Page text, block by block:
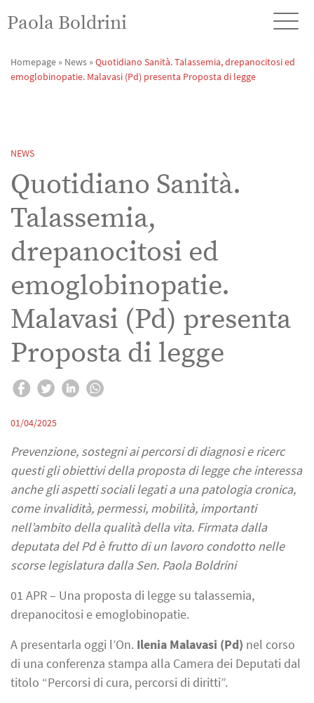
Paola Boldrini
Homepage » News »Quotidiano Sanità. Talassemia, drepanocitosi ed
emoglobinopatie. Malavasi (Pd) presenta Proposta di legge
NEWS
Quotidiano Sanità.
Talassemia,
drepanocitosi ed
emoglobinopatie.
Malavasi (Pd) presenta
Proposta di legge
01/04/2025
Prevenzione, sostegni ai percorsi di diagnosi e ricerc
questi gli obiettivi della proposta di legge che interessa
anche gli aspetti sociali legati a una patologia cronica,
come invalidità, permessi, mobilità, importanti
nell’ambito della qualità della vita. Firmata dalla
deputata del Pd è frutto di un lavoro condotto nelle
scorse legislatura dalla Sen. Paola Boldrini
01 APR– Una proposta di legge su talassemia,
drepanocitosi e emoglobinopatie.
A presentarla oggi l’On. Ilenia Malavasi (Pd) nel corso
di una conferenza stampa alla Camera dei Deputati dal
titolo “Percorsi di cura, percorsi di diritti”.